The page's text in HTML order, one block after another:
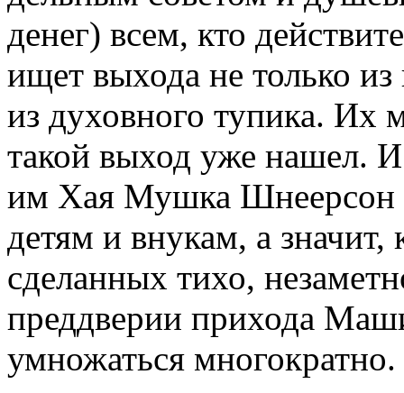
денег) всем, кто
ищет выхода не только
из духовного тупика. Их
такой выход уже нашел.
им Хая Мушка Шнеерсон
детям и внукам, а
сделанных тихо,
преддверии прихода
умножаться многократно.